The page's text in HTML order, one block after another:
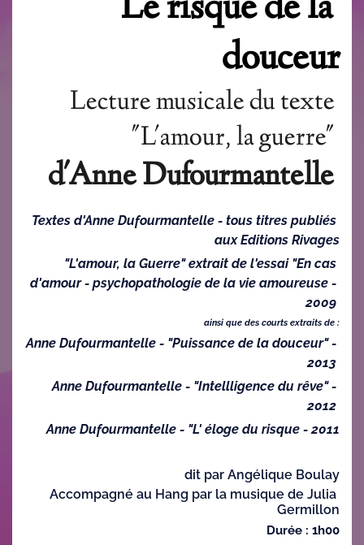
douceur
Lecture musicale du texte
"L'amour, la guerre"
d'Anne Dufourmantelle
Textes d'Anne Dufourmantelle - tous titres publiés
aux Editions Rivages
d'amour - psychopathologie de la vie amoureuse -
2009
ainsi que des courts extraits de :
Anne Dufourmantelle - "Puissance de la douceur" -
2013
Anne Dufourmantelle - "Intellligence du rêve" -
2012
Anne Dufourmantelle - "L' éloge du risque - 2011
dit par Angélique Boulay
Accompagné au Hang par la musique de Julia
Germillon
Durée : 1h00